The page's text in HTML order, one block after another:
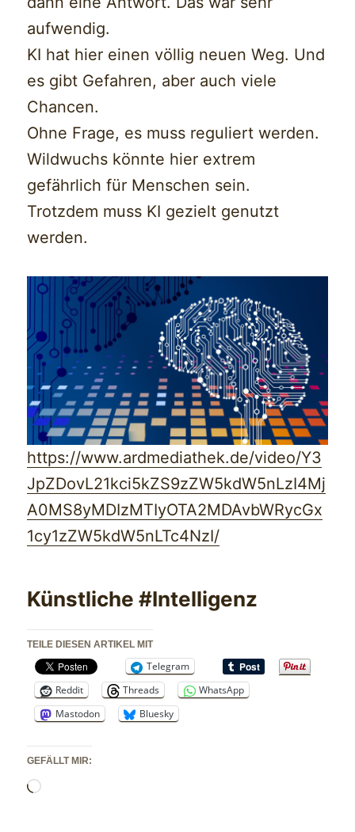
aufwendig.
KI hat hier einen völlig neuen Weg. Und
es gibt Gefahren, aber auch viele
Chancen.
Ohne Frage, es muss reguliert werden.
Wildwuchs könnte hier extrem
gefährlich für Menschen sein.
Trotzdem muss KI gezielt genutzt
werden.
https://www.ardmediathek.de/video/Y3
JpZDovL21kci5kZS9zZW5kdW5nLzI4Mj
A0MS8yMDIzMTIyOTA2MDAvbWRycGx
1cy1zZW5kdW5nLTc4NzI/
Künstliche #Intelligenz
TEILE DIESEN ARTIKEL MIT
Telegram
Reddit
Threads
WhatsApp
Mastodon
Bluesky
GEFÄLLT MIR:
Wird